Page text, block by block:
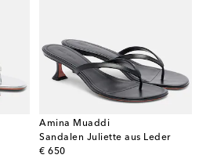
Amina Muaddi
Sandalen Juliette aus Leder
€ 650
original price